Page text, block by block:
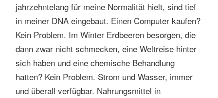
jahrzehntelang für meine Normalität hielt, sind tief
in meiner DNA eingebaut. Einen Computer kaufen?
Kein Problem. Im Winter Erdbeeren besorgen, die
dann zwar nicht schmecken, eine Weltreise hinter
sich haben und eine chemische Behandlung
hatten? Kein Problem. Strom und Wasser, immer
und überall verfügbar. Nahrungsmittel in